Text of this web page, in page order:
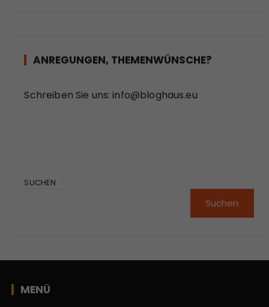
ANREGUNGEN, THEMENWÜNSCHE?
Schreiben Sie uns: info@bloghaus.eu
SUCHEN
Suchen
MENÜ